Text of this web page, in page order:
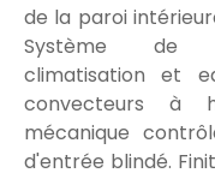
de la paroi
Système de
climatisation et
convecteurs à
mécanique
d'entrée blindé.